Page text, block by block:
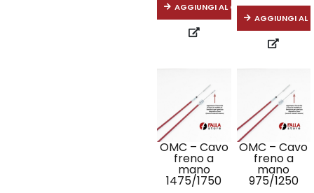
AGGIUNGI AL CARRELLO
AGGIUNGI AL
OMC – Cavo
freno a
mano
1475/1750
OMC – Cavo
freno a
mano
975/1250